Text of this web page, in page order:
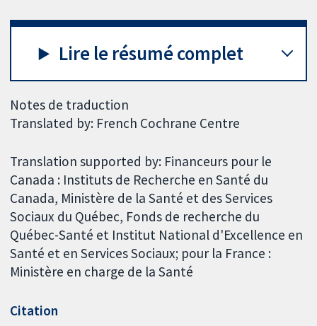
Lire le résumé complet
Notes de traduction
Translated by: French Cochrane Centre
Translation supported by: Financeurs pour le
Canada : Instituts de Recherche en Santé du
Canada, Ministère de la Santé et des Services
Sociaux du Québec, Fonds de recherche du
Québec-Santé et Institut National d'Excellence en
Santé et en Services Sociaux; pour la France :
Ministère en charge de la Santé
Citation